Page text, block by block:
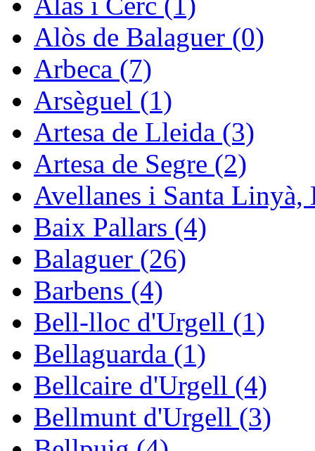
Alòs de Balaguer (0)
Arbeca (7)
Arsèguel (1)
Artesa de Lleida (3)
Artesa de Segre (2)
Avellanes i Santa Linyà,
Baix Pallars (4)
Balaguer (26)
Barbens (4)
Bell-lloc d'Urgell (1)
Bellaguarda (1)
Bellcaire d'Urgell (4)
Bellmunt d'Urgell (3)